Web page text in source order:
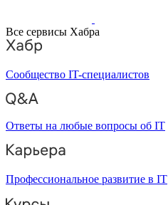
Все сервисы Хабра
Сообщество IT-специалистов
Ответы на любые вопросы об IT
Профессиональное развитие в IT